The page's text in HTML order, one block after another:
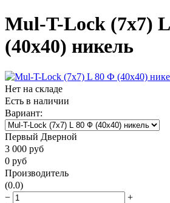
Mul-T-Lock (7х7)
(40x40) никель
Нет на складе
Есть в наличии
Вариант:
Первый Дверной
3 000 руб
0 руб
Производитель
(0.0)
− +